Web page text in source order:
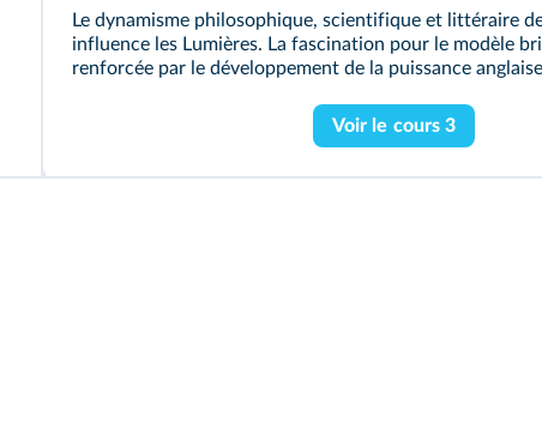
Le dynamisme philosophique, scientifique et littéraire
influence les Lumières. La fascination pour le modèle
renforcée par le développement de la puissance
Voir le cours 3